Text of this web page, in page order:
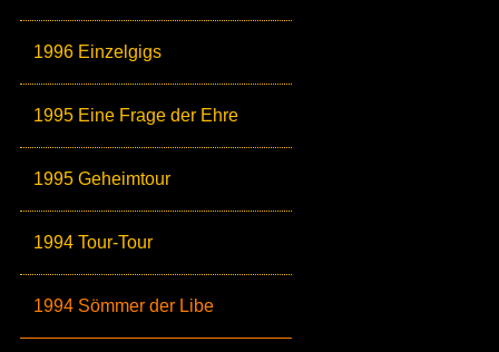
1996 Einzelgigs
1995 Eine Frage der Ehre
1995 Geheimtour
1994 Tour-Tour
1994 Sömmer der Libe